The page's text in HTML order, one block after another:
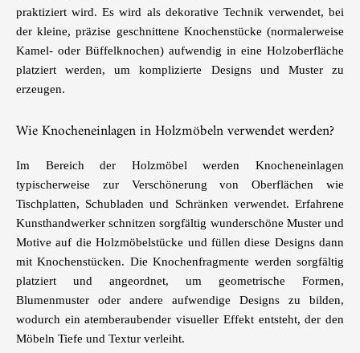
praktiziert wird. Es wird als dekorative Technik verwendet, bei
der kleine, präzise geschnittene Knochenstücke (normalerweise
Kamel- oder Büffelknochen) aufwendig in eine Holzoberfläche
platziert werden, um komplizierte Designs und Muster zu
erzeugen.
Wie Knocheneinlagen in Holzmöbeln verwendet werden?
Im Bereich der Holzmöbel werden Knocheneinlagen
typischerweise zur Verschönerung von Oberflächen wie
Tischplatten, Schubladen und Schränken verwendet. Erfahrene
Kunsthandwerker schnitzen sorgfältig wunderschöne Muster und
Motive auf die Holzmöbelstücke und füllen diese Designs dann
mit Knochenstücken. Die Knochenfragmente werden sorgfältig
platziert und angeordnet, um geometrische Formen,
Blumenmuster oder andere aufwendige Designs zu bilden,
wodurch ein atemberaubender visueller Effekt entsteht, der den
Möbeln Tiefe und Textur verleiht.